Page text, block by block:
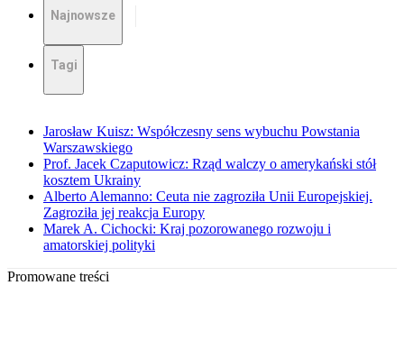
Najnowsze
Tagi
Jarosław Kuisz: Współczesny sens wybuchu Powstania
Warszawskiego
Prof. Jacek Czaputowicz: Rząd walczy o amerykański stół
kosztem Ukrainy
Alberto Alemanno: Ceuta nie zagroziła Unii Europejskiej.
Zagroziła jej reakcja Europy
Marek A. Cichocki: Kraj pozorowanego rozwoju i
amatorskiej polityki
Promowane treści